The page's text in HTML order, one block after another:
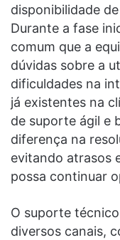
disponibilidade
Durante a fase
comum que a
dúvidas sobre a
dificuldades na
já existentes na
de suporte ágil e
diferença na
evitando atrasos
possa continuar
O suporte
diversos canais,